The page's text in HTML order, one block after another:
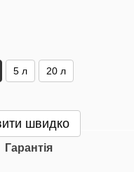
5 л 20 л
швидко
Гарантія